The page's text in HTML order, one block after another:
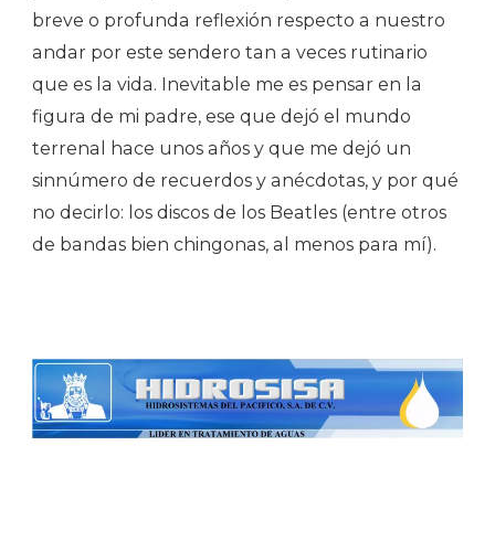
breve o profunda reflexión respecto a nuestro
andar por este sendero tan a veces rutinario
que es la vida. Inevitable me es pensar en la
figura de mi padre, ese que dejó el mundo
terrenal hace unos años y que me dejó un
sinnúmero de recuerdos y anécdotas, y por qué
no decirlo: los discos de los Beatles (entre otros
de bandas bien chingonas, al menos para mí).